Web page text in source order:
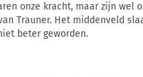
onze kracht, maar zijn wel
Trauner. Het middenveld
beter geworden.